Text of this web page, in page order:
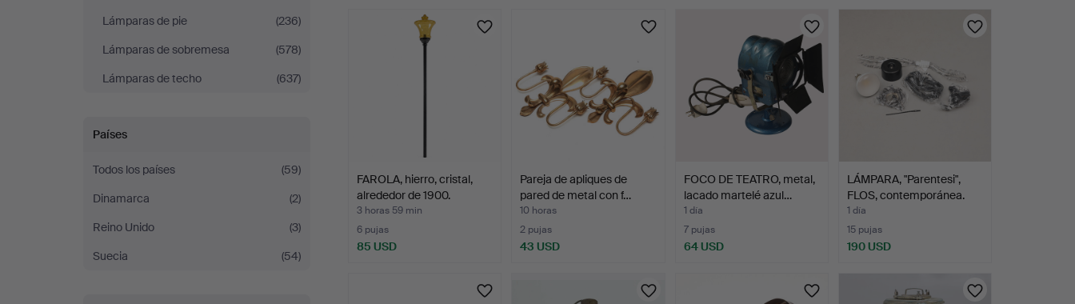
Lámparas de pie
(236)
Lámparas de sobremesa
(578)
Lámparas de techo
(637)
Países
Todos los países
(59)
Dinamarca
(2)
Reino Unido
(3)
Suecia
(54)
FAROLA, hierro, cristal,
alrededor de 1900.
3 horas 59 min
6 pujas
85 USD
Pareja de apliques de
pared de metal con f…
10 horas
2 pujas
43 USD
FOCO DE TEATRO, metal,
lacado martelé azul…
1 día
7 pujas
64 USD
LÁMPARA, "Parentesi",
FLOS, contemporánea.
1 día
15 pujas
190 USD